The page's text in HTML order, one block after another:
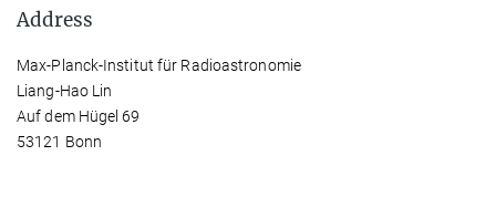
Address
Max-Planck-Institut für Radioastronomie
Liang-Hao Lin
Auf dem Hügel 69
53121 Bonn